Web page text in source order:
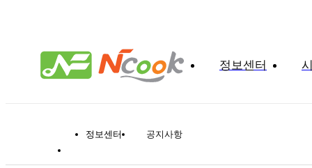
정보센터
정보센터 공지사항